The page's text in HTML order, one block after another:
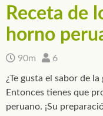
Receta de
horno
90m 6
¿Te gusta el sabor de
Entonces tienes que
peruano. ¡Su